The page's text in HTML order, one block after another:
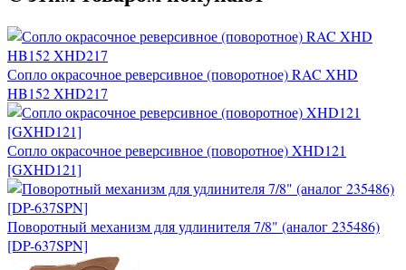
Сопло окрасочное реверсивное (поворотное) RAC XHD
HB152 XHD217
Сопло окрасочное реверсивное (поворотное) XHD121
[GXHD121]
Поворотный механизм для удлинителя 7/8" (аналог 235486)
[DP-637SPN]